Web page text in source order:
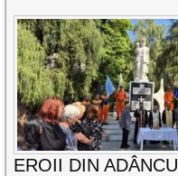
EROII DIN